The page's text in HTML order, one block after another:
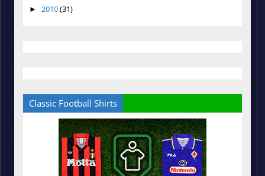
► 2010(31)
Classic Football Shirts